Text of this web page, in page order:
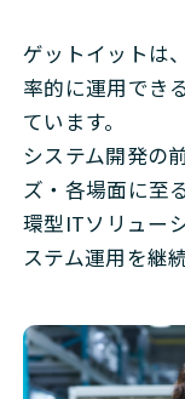
ゲットイットは
率的に運用でき
ています。
システム開発の
ズ・各場面に至
環型ITソリュー
ステム運用を継